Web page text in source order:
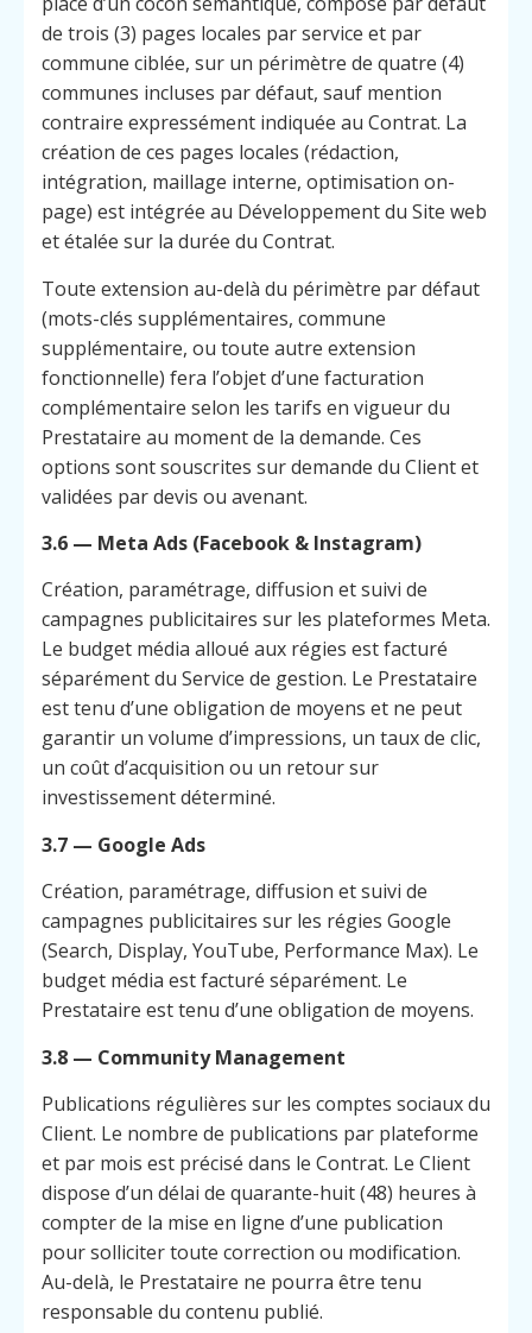
de trois (3) pages locales par service et par
commune ciblée, sur un périmètre de quatre (4)
communes incluses par défaut, sauf mention
contraire expressément indiquée au Contrat. La
création de ces pages locales (rédaction,
intégration, maillage interne, optimisation on-
page) est intégrée au Développement du Site web
et étalée sur la durée du Contrat.
Toute extension au-delà du périmètre par défaut
(mots-clés supplémentaires, commune
supplémentaire, ou toute autre extension
fonctionnelle) fera l’objet d’une facturation
complémentaire selon les tarifs en vigueur du
Prestataire au moment de la demande. Ces
options sont souscrites sur demande du Client et
validées par devis ou avenant.
3.6 — Meta Ads (Facebook & Instagram)
Création, paramétrage, diffusion et suivi de
campagnes publicitaires sur les plateformes Meta.
Le budget média alloué aux régies est facturé
séparément du Service de gestion. Le Prestataire
est tenu d’une obligation de moyens et ne peut
garantir un volume d’impressions, un taux de clic,
un coût d’acquisition ou un retour sur
investissement déterminé.
3.7 — Google Ads
Création, paramétrage, diffusion et suivi de
campagnes publicitaires sur les régies Google
(Search, Display, YouTube, Performance Max). Le
budget média est facturé séparément. Le
Prestataire est tenu d’une obligation de moyens.
3.8 — Community Management
Publications régulières sur les comptes sociaux du
Client. Le nombre de publications par plateforme
et par mois est précisé dans le Contrat. Le Client
dispose d’un délai de quarante-huit (48) heures à
compter de la mise en ligne d’une publication
pour solliciter toute correction ou modification.
Au-delà, le Prestataire ne pourra être tenu
responsable du contenu publié.